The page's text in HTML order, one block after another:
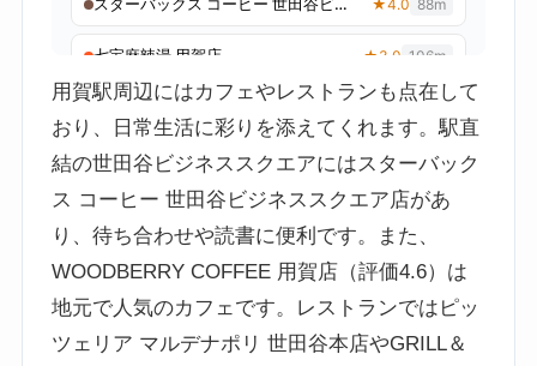
用賀駅周辺にはカフェやレストランも点在して
おり、日常生活に彩りを添えてくれます。駅直
結の世田谷ビジネススクエアにはスターバック
ス コーヒー 世田谷ビジネススクエア店があ
り、待ち合わせや読書に便利です。また、
WOODBERRY COFFEE 用賀店（評価4.6）は
地元で人気のカフェです。レストランではピッ
ツェリア マルデナポリ 世田谷本店やGRILL＆